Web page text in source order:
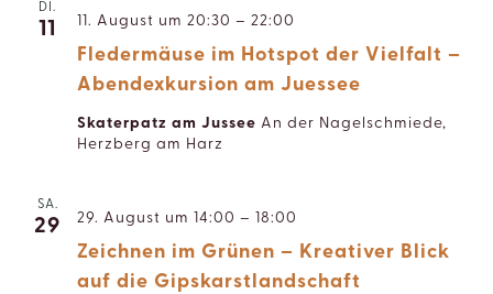
DI.
11
Fledermäuse im Hotspot der Vielfalt –
Abendexkursion am Juessee
11. August um 20:30 – 22:00
Skaterpatz am Jussee An der Nagelschmiede,
Herzberg am Harz
SA.
29
Zeichnen im Grünen – Kreativer Blick
auf die Gipskarstlandschaft
29. August um 14:00 – 18:00